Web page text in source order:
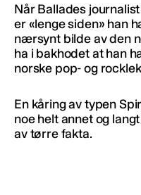
Når Ballades
er «lenge siden» han
nærsynt bilde av den
ha i bakhodet at han
norske pop- og
En kåring av typen
noe helt annet og
av tørre fakta.